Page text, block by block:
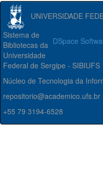
UNIVERSIDADE
DSpace
Sistema de
Bibliotecas da
Universidade
Federal de Sergipe - SIBIUFS
Núcleo de Tecnologia da
repositorio@academico.ufs.br
+55 79 3194-6528